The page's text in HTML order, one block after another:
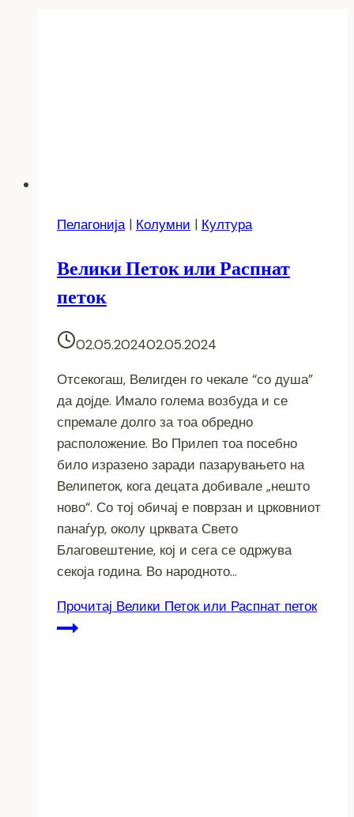
Пелагонија| Колумни | Култура
Велики Петок или Распнат
петок
02.05.202402.05.2024
Отсекогаш, Велигден го чекале “со душа”
да дојде. Имало голема возбуда и се
спремале долго за тоа обредно
расположение. Во Прилеп тоа посебно
било изразено заради пазарувањето на
Велипеток, кога децата добивале „нешто
ново“. Со тој обичај е поврзан и црковниот
панаѓур, околу црквата Свето
Благовештение, кој и сега се одржува
секоја година. Во народното…
Прочитај Велики Петок или Распнат петок